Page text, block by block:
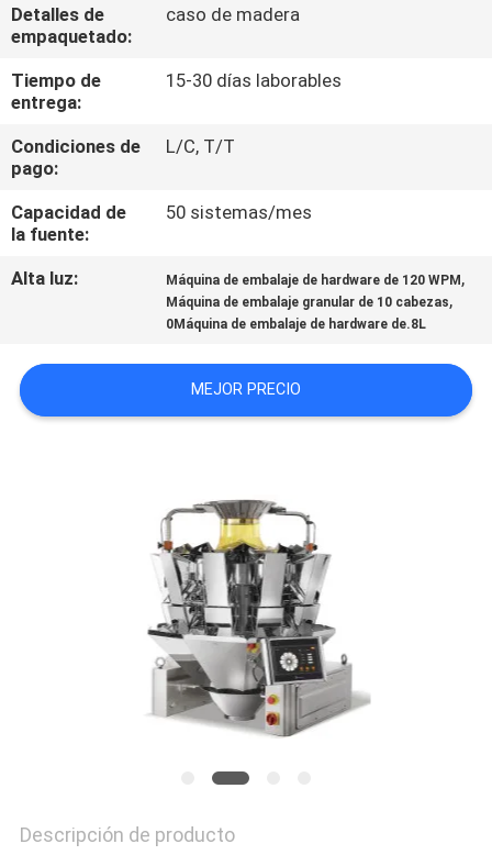
CALIDAD
CONTÁCTENOS
NOTICIAS
CASOS
SOLICITAR UN
PRESUPUESTO
SITEMAP
PRIVACIDAD
Detalles de
empaquetado:
caso de madera
Tiempo de
entrega:
15-30 días laborables
Condiciones de
pago:
L/C, T/T
Capacidad de
la fuente:
50 sistemas/mes
Alta luz: Máquina de embalaje de hardware de 120 WPM ,
Máquina de embalaje granular de 10 cabezas,
0Máquina de embalaje de hardware de.8L
MEJOR PRECIO
Descripción de producto